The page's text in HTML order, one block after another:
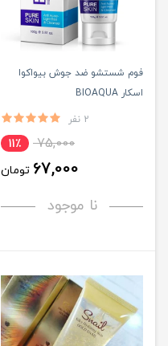
فوم شستشو ضد جوش بیواکوا
اسکار BIOAQUA
2 نفر
75,000 11٪
67,000 تومان
نا موجود